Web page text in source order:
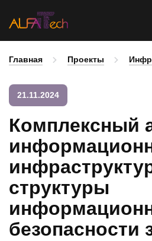
Главная Проекты
21.11.2024
Комплексный
структуры
безопасности